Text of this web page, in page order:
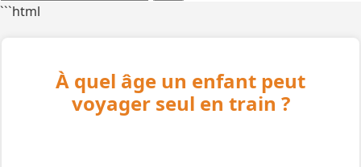
```html
À quel âge un enfant peut
voyager seul en train ?